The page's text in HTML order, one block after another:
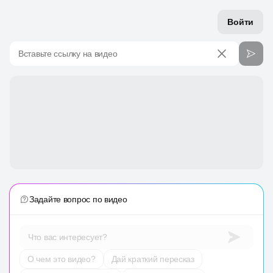
Войти
Вставьте ссылку на видео
Задайте вопрос по видео
Что вас интересует?
О чем это видео? Дай краткий пересказ